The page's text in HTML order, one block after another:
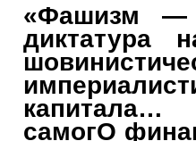
«Фашизм —
диктатура
самогО